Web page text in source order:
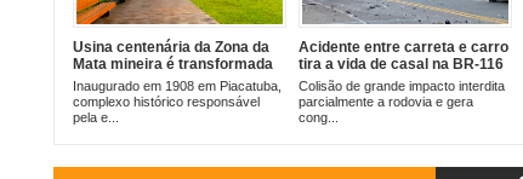
Usina centenária da Zona da
Mata mineira é transformada
em museu-parque aberto ao
público
Inaugurado em 1908 em Piacatuba,
complexo histórico responsável
pela e...
Acidente entre carreta e carro
tira a vida de casal na BR-116
em Leopoldina
Colisão de grande impacto interdita
parcialmente a rodovia e gera
cong...